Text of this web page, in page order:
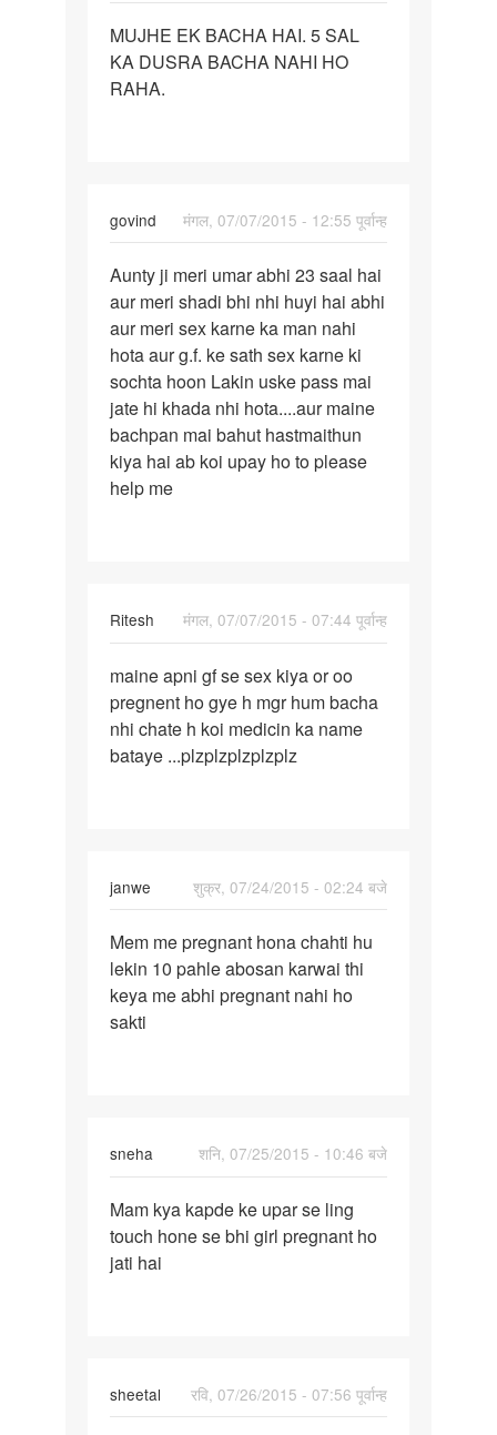
MUJHE
EK
BACHA
MUJHE EK BACHA HAI. 5 SAL
KA DUSRA BACHA NAHI HO
RAHA.
govind
मंगल, 07/07/2015 - 12:55 पूर्वान्ह
Aunty
ji
meri
umar
abhi
23
Aunty ji meri umar abhi 23 saal hai
aur meri shadi bhi nhi huyi hai abhi
aur meri sex karne ka man nahi
hota aur g.f. ke sath sex karne ki
sochta hoon Lakin uske pass mai
jate hi khada nhi hota....aur maine
bachpan mai bahut hastmaithun
kiya hai ab koi upay ho to please
help me
Ritesh
मंगल, 07/07/2015 - 07:44 पूर्वान्ह
maine
apni
gf
se
maine apni gf se sex kiya or oo
pregnent ho gye h mgr hum bacha
nhi chate h koi medicin ka name
bataye ...plzplzplzplzplz
janwe
शुक्र, 07/24/2015 - 02:24 बजे
Mem
me
pregnant
hona
Mem me pregnant hona chahti hu
lekin 10 pahle abosan karwai thi
keya me abhi pregnant nahi ho
sakti
sneha
शनि, 07/25/2015 - 10:46 बजे
Mam
kya
kapde
Mam kya kapde ke upar se ling
touch hone se bhi girl pregnant ho
jati hai
sheetal
रवि, 07/26/2015 - 07:56 पूर्वान्ह